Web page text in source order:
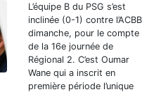
L’équipe B du PSG s’est
inclinée (0-1) contre l’ACBB
dimanche, pour le compte
de la 16e journée de
Régional 2. C’est Oumar
Wane qui a inscrit en
première période l’unique